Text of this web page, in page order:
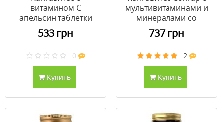
витамином С
апельсин таблетки
100 мг №90
533 грн
0
Купить
мультивитаминами и
минералами со
вкусом тропических
фруктов таблетки №60
737 грн
2
Купить